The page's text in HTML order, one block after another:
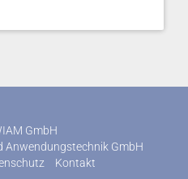
GmbH
GmbH
Kontakt